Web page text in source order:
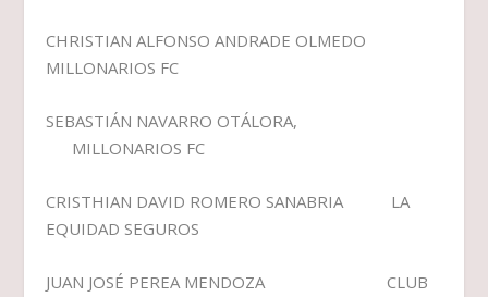
CHRISTIAN ALFONSO ANDRADE OLMEDO
MILLONARIOS FC
SEBASTIÁN NAVARRO OTÁLORA,
MILLONARIOS FC
CRISTHIAN DAVID ROMERO SANABRIA LA
EQUIDAD SEGUROS
JUAN JOSÉ PEREA MENDOZA CLUB